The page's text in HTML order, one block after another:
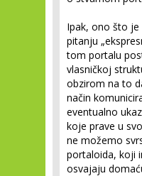
Ipak, ono što je
pitanju
tom portalu
vlasničkoj
obzirom na to
način
eventualno
koje prave u
ne možemo
portaloida, koji
osvajaju